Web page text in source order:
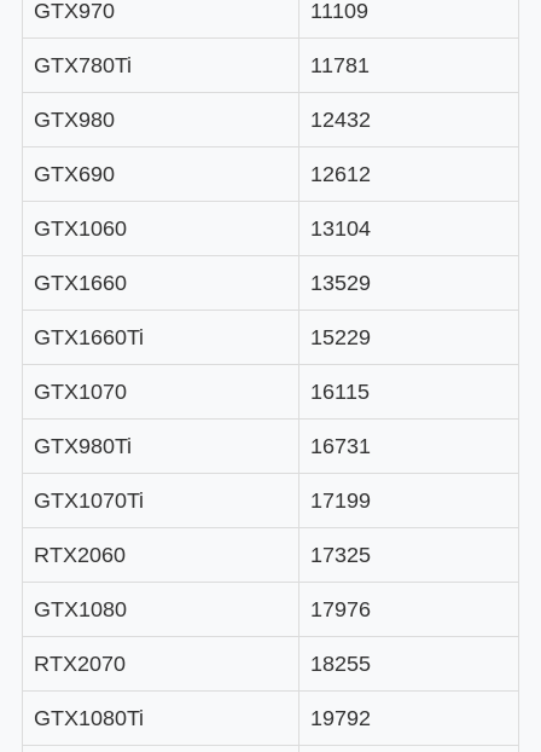
GTX970 11109
GTX780Ti 11781
GTX980 12432
GTX690 12612
GTX1060 13104
GTX1660 13529
GTX1660Ti 15229
GTX1070 16115
GTX980Ti 16731
GTX1070Ti 17199
RTX2060 17325
GTX1080 17976
RTX2070 18255
GTX1080Ti 19792